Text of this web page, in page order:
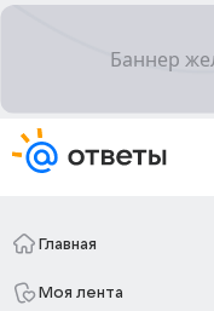
Главная
Моя лента